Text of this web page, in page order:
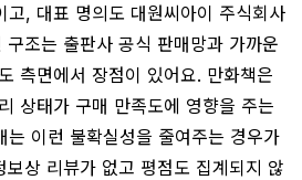
고, 대표 명의도 대원씨아이 주식회사
조는 출판사 공식 판매망과 가까운
측면에서 장점이 있어요. 만화책은
상태가 구매 만족도에 영향을 주는
는 이런 불확실성을 줄여주는 경우가
상 리뷰가 없고 평점도 집계되지 않